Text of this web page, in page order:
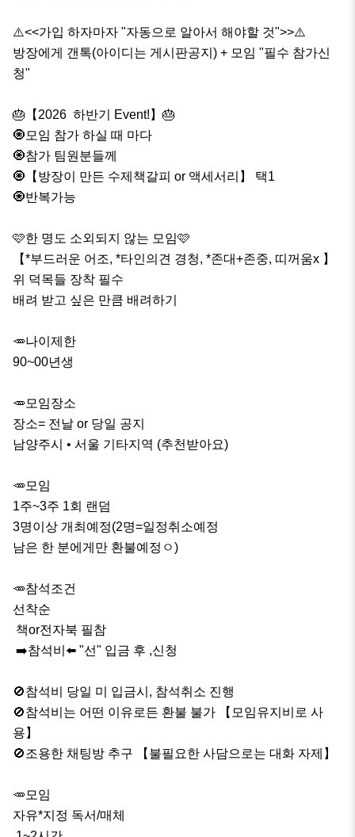
⚠️<<가입 하자마자 "자동으로 알아서 해야할 것">>⚠️
방장에게 갠톡(아이디는 게시판공지) + 모임 "필수 참가신
청"
🎂【2026  하반기 Event!】🎂
🧿모임 참가 하실 때 마다
🧿참가 팀원분들께
🧿【방장이 만든 수제책갈피 or 액세서리】 택1
🧿반복가능
🩷한 명도 소외되지 않는 모임🩷
【*부드러운 어조, *타인의견 경청, *존대+존중, 띠꺼움x 】
위 덕목들 장착 필수
배려 받고 싶은 만큼 배려하기
🥕나이제한
90~00년생
🥕모임장소
장소= 전날 or 당일 공지
남양주시 • 서울 기타지역 (추천받아요)
🥕모임
1주~3주 1회 랜덤
3명이상 개최예정(2명=일정취소예정
남은 한 분에게만 환불예정ㅇ)
🥕참석조건
선착순
🚫참석비 당일 미 입금시, 참석취소 진행
🚫참석비는 어떤 이유로든 환불 불가 【모임유지비로 사
용】
🚫조용한 채팅방 추구 【불필요한 사담으로는 대화 자제】
🥕모임
자유*지정 독서/매체